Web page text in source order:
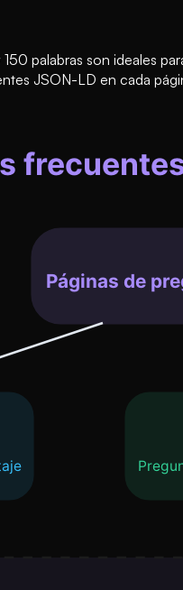
palabras son ideales
JSON-LD en cada